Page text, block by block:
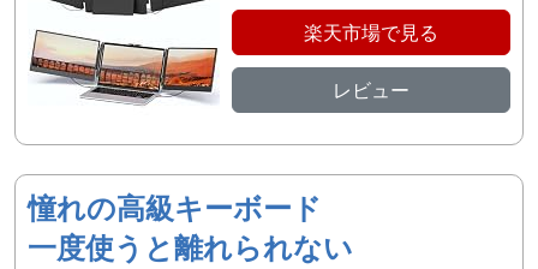
楽天市場で見る
レビュー
憧れの高級キーボード
一度使うと離れられない